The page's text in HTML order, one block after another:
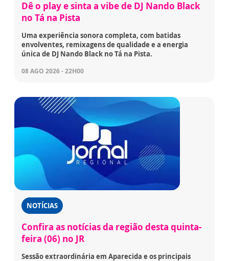
Dê o play e sinta a vibe de DJ Nando Black
no Tá na Pista
Uma experiência sonora completa, com batidas
envolventes, remixagens de qualidade e a energia
única de DJ Nando Black no Tá na Pista.
08 AGO 2026 - 22H00
NOTÍCIAS
Confira as notícias da região desta quinta-
feira (06) no JR
Sessão extraordinária em Aparecida e os principais